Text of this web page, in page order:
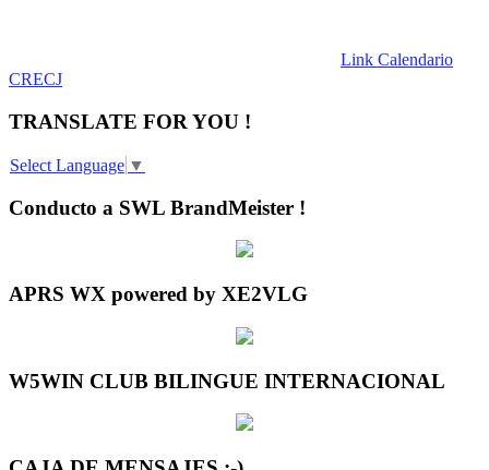
Link Calendario
CRECJ
TRANSLATE FOR YOU !
Select Language ▼
Conducto a SWL BrandMeister !
APRS WX powered by XE2VLG
W5WIN CLUB BILINGUE INTERNACIONAL